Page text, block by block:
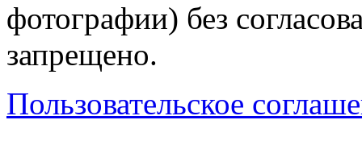
фотографии) без
запрещено.
Пользовательское